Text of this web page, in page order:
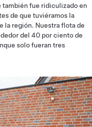
fue ridiculizado en
de que tuviéramos la
la región. Nuestra flota de
del 40 por ciento de
solo fueran tres